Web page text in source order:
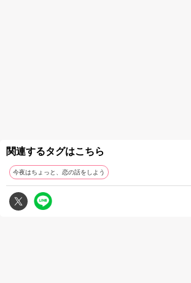
関連するタグはこちら
今夜はちょっと、恋の話をしよう